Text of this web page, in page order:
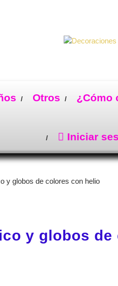
Otros ¿Cómo
Iniciar
y globos de colores con helio
y globos